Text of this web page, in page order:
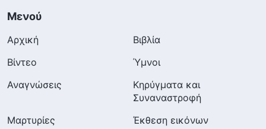
Μενού
Αρχική
Βιβλία
Βίντεο
Ύμνοι
Αναγνώσεις
Κηρύγματα και
Συναναστροφή
Μαρτυρίες
Έκθεση εικόνων